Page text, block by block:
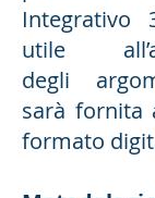
Integrativo
utile
degli
sarà fornita
formato